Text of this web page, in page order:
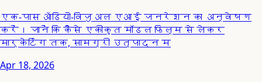
एक-पास ऑडियो-विजुअल एआई जनरेशन का अन्वेषण
करें। जानें कि कैसे एकीकृत मॉडल फिल्म से लेकर
मार्केटिंग तक, सामग्री उत्पादन म
Apr 18, 2026